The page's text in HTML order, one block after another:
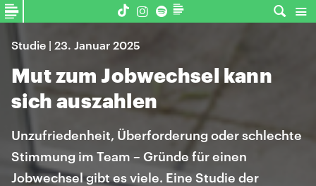
Studie | 23. Januar 2025
Mut zum Jobwechsel kann
sich auszahlen
Unzufriedenheit, Überforderung oder schlechte
Stimmung im Team – Gründe für einen
Jobwechsel gibt es viele. Eine Studie der